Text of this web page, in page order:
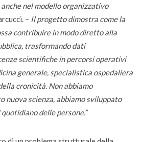
nel modello organizzativo
– Il progetto dimostra come la
contribuire in modo diretto alla
trasformando dati
scientifiche in percorsi operativi
generale, specialistica ospedaliera
cronicità. Non abbiamo
nuova scienza, abbiamo sviluppato
delle persone.”